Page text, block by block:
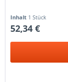
Inhalt 1 Stück
52,34 €